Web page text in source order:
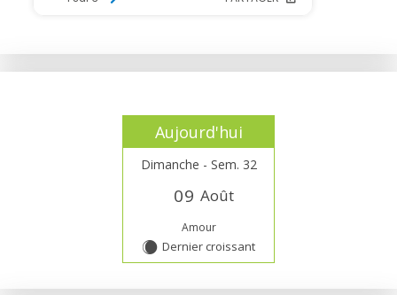
Aujourd'hui
Dimanche - Sem. 32
09 Août
Amour
X Dernier croissant